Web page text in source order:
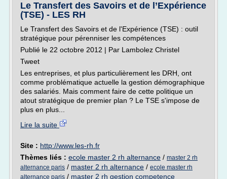
Le Transfert des Savoirs et de l’Expérience
(TSE) - LES RH
Le Transfert des Savoirs et de l'Expérience (TSE) : outil
stratégique pour pérenniser les compétences
Publié le 22 octobre 2012 | Par Lambolez Christel
Tweet
Les entreprises, et plus particulièrement les DRH, ont
comme problématique actuelle la gestion démographique
des salariés. Mais comment faire de cette politique un
atout stratégique de premier plan ? Le TSE s'impose de
plus en plus...
Lire la suite
Site : http://www.les-rh.fr
Thèmes liés : ecole master 2 rh alternance / master 2 rh
alternance paris / master 2 rh alternance / ecole master rh
alternance paris / master 2 rh gestion competence